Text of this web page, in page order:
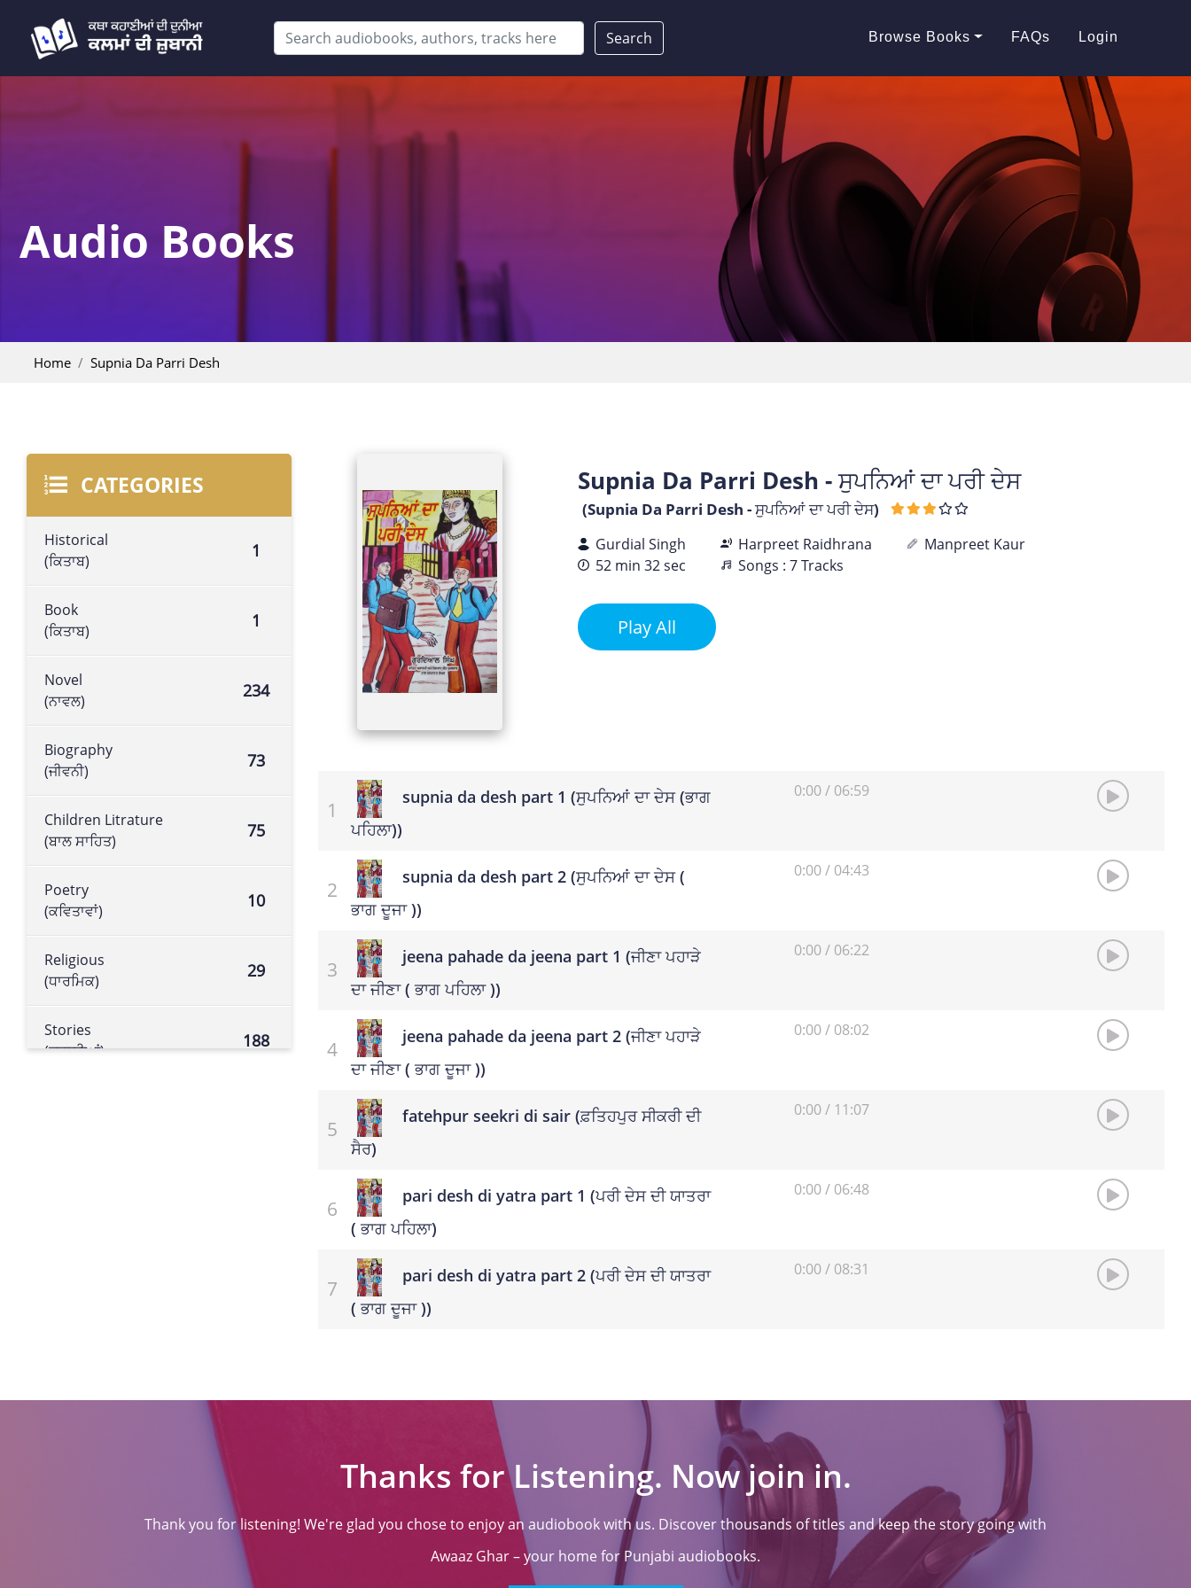
Search Browse Books FAQs Login
Audio Books
Home Supnia Da Parri Desh
CATEGORIES
Historical
(ਕਿਤਾਬ)
1
Book
(ਕਿਤਾਬ)
1
Novel
(ਨਾਵਲ)
234
Biography
(ਜੀਵਨੀ)
73
Children Litrature
(ਬਾਲ ਸਾਹਿਤ)
75
Poetry
(ਕਵਿਤਾਵਾਂ)
10
Religious
(ਧਾਰਮਿਕ)
29
Stories
(ਕਹਾਣੀਆਂ)
188
Supnia Da Parri Desh - ਸੁਪਨਿਆਂ ਦਾ ਪਰੀ ਦੇਸ
(Supnia Da Parri Desh - ਸੁਪਨਿਆਂ ਦਾ ਪਰੀ ਦੇਸ)
Gurdial Singh Harpreet Raidhrana
Manpreet Kaur
52 min 32 sec
Songs : 7 Tracks
Play All
supnia da desh part 1 (ਸੁਪਨਿਆਂ ਦਾ ਦੇਸ (ਭਾਗ
ਪਹਿਲਾ))
0:00/ 06:59
supnia da desh part 2 (ਸੁਪਨਿਆਂ ਦਾ ਦੇਸ (
ਭਾਗ ਦੂਜਾ ))
0:00/ 04:43
jeena pahade da jeena part 1 (ਜੀਣਾ ਪਹਾੜੇ
ਦਾ ਜੀਣਾ ( ਭਾਗ ਪਹਿਲਾ ))
0:00/ 06:22
jeena pahade da jeena part 2 (ਜੀਣਾ ਪਹਾੜੇ
ਦਾ ਜੀਣਾ ( ਭਾਗ ਦੂਜਾ ))
0:00/ 08:02
fatehpur seekri di sair (ਫ਼ਤਿਹਪੁਰ ਸੀਕਰੀ ਦੀ
ਸੈਰ)
0:00/ 11:07
pari desh di yatra part 1 (ਪਰੀ ਦੇਸ ਦੀ ਯਾਤਰਾ
( ਭਾਗ ਪਹਿਲਾ)
0:00/ 06:48
pari desh di yatra part 2 (ਪਰੀ ਦੇਸ ਦੀ ਯਾਤਰਾ
( ਭਾਗ ਦੂਜਾ ))
0:00/ 08:31
Thanks for Listening. Now join in.
Thank you for listening! We're glad you chose to enjoy an audiobook with us. Discover thousands of titles and keep the story going with
Awaaz Ghar – your home for Punjabi audiobooks.